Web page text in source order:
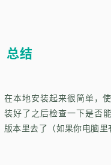
总结
在本地安装起来很简单，
装好了之后检查一下是否
版本里去了（如果你电脑